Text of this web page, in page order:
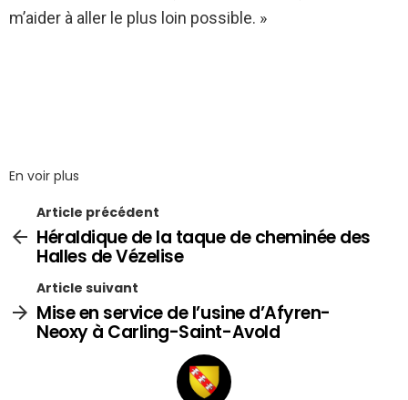
m’aider à aller le plus loin possible. »
En voir plus
Article précédent
Héraldique de la taque de cheminée des
Halles de Vézelise
Article suivant
Mise en service de l’usine d’Afyren-
Neoxy à Carling-Saint-Avold